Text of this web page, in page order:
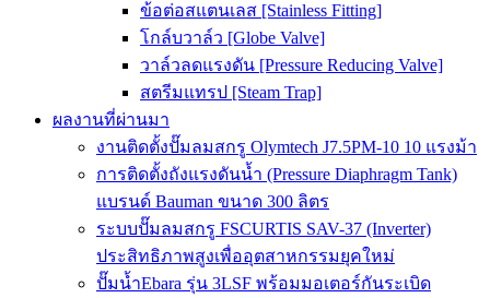
ข้อต่อสแตนเลส [Stainless Fitting]
โกล์บวาล์ว [Globe Valve]
วาล์วลดแรงดัน [Pressure Reducing Valve]
สตรีมแทรป [Steam Trap]
ผลงานที่ผ่านมา
งานติดตั้งปั๊มลมสกรู Olymtech J7.5PM-10 10 แรงม้า
การติดตั้งถังแรงดันน้ำ (Pressure Diaphragm Tank)
แบรนด์ Bauman ขนาด 300 ลิตร
ระบบปั๊มลมสกรู FSCURTIS SAV-37 (Inverter)
ประสิทธิภาพสูงเพื่ออุตสาหกรรมยุคใหม่
ปั๊มน้ำEbara รุ่น 3LSF พร้อมมอเตอร์กันระเบิด